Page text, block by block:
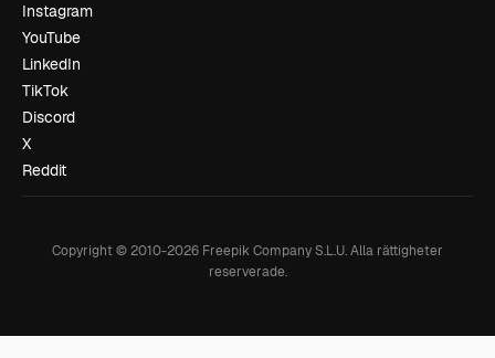
Instagram
YouTube
LinkedIn
TikTok
Discord
X
Reddit
Copyright © 2010-2026 Freepik Company S.L.U.Alla rättigheter
reserverade.